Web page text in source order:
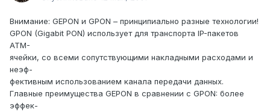
Внимание: GEPON и GPON – принципиально разные технологии!
GPON (Gigabit PON) использует для транспорта IP-пакетов
ATM-
ячейки, со всеми сопутствующими накладными расходами и
неэф-
фективным использованием канала передачи данных.
Главные преимущества GEPON в сравнении с GPON: более
эффек-